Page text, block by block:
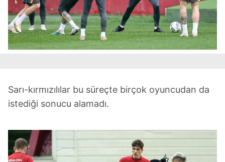
Sarı-kırmızılılar bu süreçte birçok oyuncudan da
istediği sonucu alamadı.